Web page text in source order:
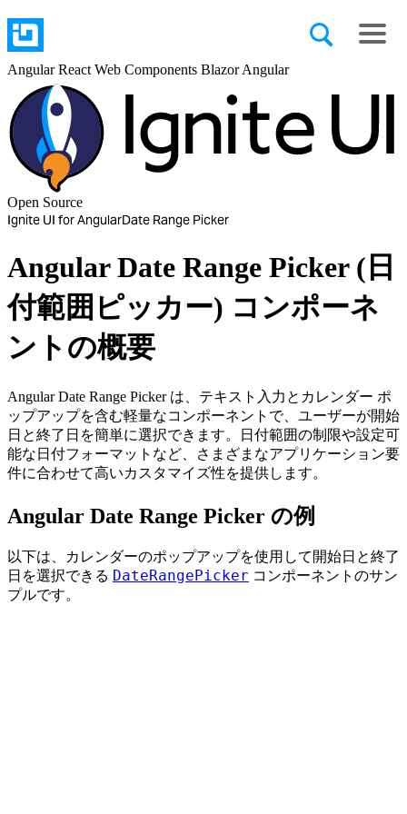
AngularReact Web Components BlazorAngular
Open Source
Ignite UI for AngularDate Range Picker
Angular Date Range Picker (日
付範囲ピッカー) コンポーネ
ントの概要
Angular Date Range Picker は、テキスト入力とカレンダー ポ
ップアップを含む軽量なコンポーネントで、ユーザーが開始
日と終了日を簡単に選択できます。日付範囲の制限や設定可
能な日付フォーマットなど、さまざまなアプリケーション要
件に合わせて高いカスタマイズ性を提供します。
Angular Date Range Picker の例
以下は、カレンダーのポップアップを使用して開始日と終了
日を選択できる DateRangePicker コンポーネントのサン
プルです。